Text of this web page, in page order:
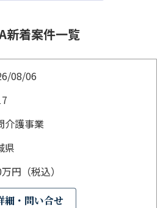
新着案件一覧
08/06
介護事業
県
円（税込）
細・問い合せ